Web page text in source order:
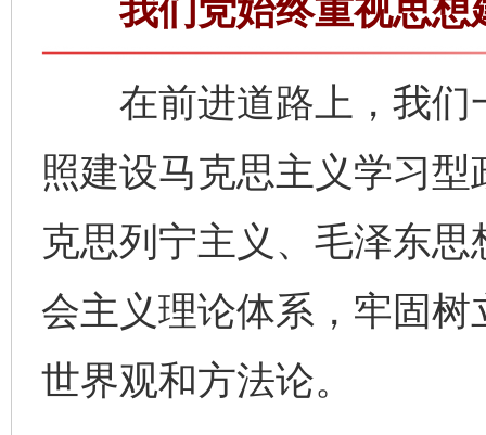
我们党始终重视思想
在前进道路上，我们
照建设马克思主义学习
克思列宁主义、毛泽东
会主义理论体系，牢固
世界观和方法论。